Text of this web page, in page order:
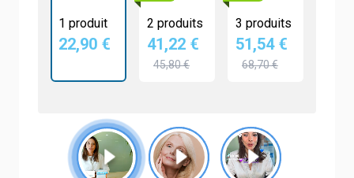
1 produit
22,90 €
2 produits
41,22 €
45,80 €
3 produits
51,54 €
68,70 €